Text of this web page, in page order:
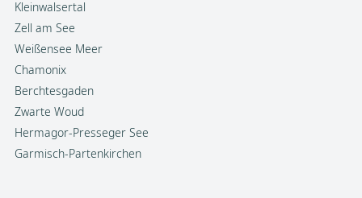
Kleinwalsertal
Zell am See
Weißensee Meer
Chamonix
Berchtesgaden
Zwarte Woud
Hermagor-Presseger See
Garmisch-Partenkirchen